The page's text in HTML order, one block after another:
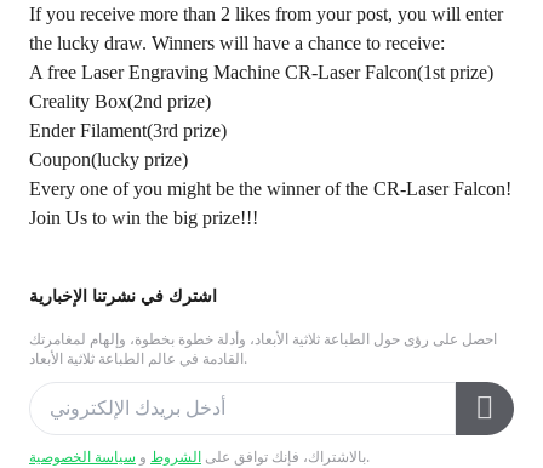
اشترك في نشرتنا الإخبارية
احصل على رؤى حول الطباعة ثلاثية الأبعاد، وأدلة خطوة بخطوة، وإلهام لمغامرتك
القادمة في عالم الطباعة ثلاثية الأبعاد.
بالاشتراك، فإنك توافق على الشروط و سياسة الخصوصية .
If you receive more than 2 likes from your post, you will enter
the lucky draw. Winners will have a chance to receive:
A free Laser Engraving Machine CR-Laser Falcon(1st prize)
Creality Box(2nd prize)
Ender Filament(3rd prize)
Coupon(lucky prize)
‍Every one of you might be the winner of the CR-Laser Falcon!
Join Us to win the big prize!!!